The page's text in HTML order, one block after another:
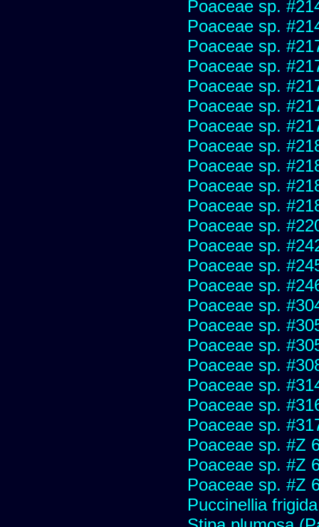
Poaceae sp.
Poaceae sp.
Poaceae sp.
Poaceae sp.
Poaceae sp.
Poaceae sp.
Poaceae sp.
Poaceae sp.
Poaceae sp.
Poaceae sp.
Poaceae sp.
Poaceae sp.
Poaceae sp.
Poaceae sp.
Poaceae sp.
Poaceae sp.
Poaceae sp.
Poaceae sp.
Poaceae sp.
Poaceae sp.
Poaceae sp.
Poaceae sp.
Poaceae sp. #Z
Poaceae sp. #Z
Poaceae sp. #Z
Puccinellia frigida